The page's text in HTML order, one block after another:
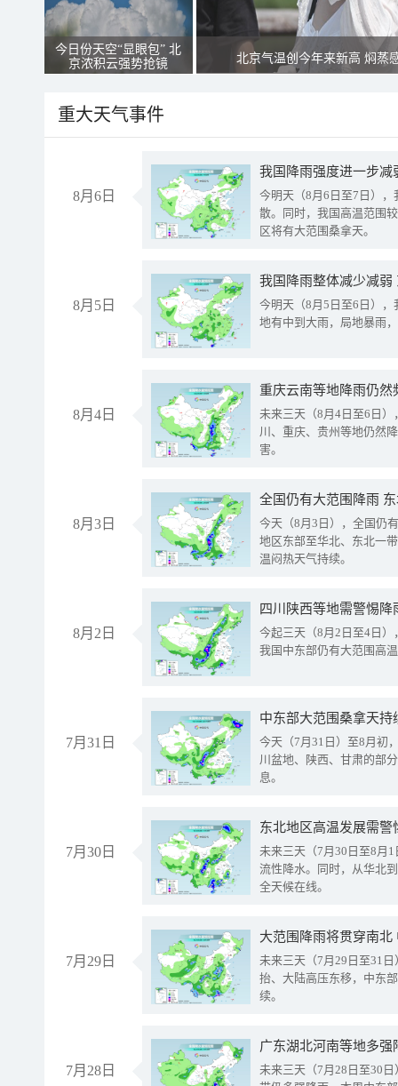
今日份天空“显眼包” 北
京浓积云强势抢镜
北京气温创今年来新高 焖蒸
重大天气事件
8月6日
今明天（8月6日至7日）
散。同时，我国高温范围
区将有大范围桑拿天。
8月5日
我国降雨整体减少减弱
今明天（8月5日至6日）
地有中到大雨，局地暴雨
8月4日
重庆云南等地降雨仍然
未来三天（8月4日至6日
川、重庆、贵州等地仍然
害。
8月3日
全国仍有大范围降雨
今天（8月3日），全国仍
地区东部至华北、东北一
温闷热天气持续。
8月2日
今起三天（8月2日至4日
我国中东部仍有大范围高
7月31日
中东部大范围桑拿天
今天（7月31日）至8月初
川盆地、陕西、甘肃的部
息。
7月30日
东北地区高温发展需
未来三天（7月30日至8月
流性降水。同时，从华北
全天候在线。
7月29日
大范围降雨将贯穿南
未来三天（7月29日至31
抬、大陆高压东移，中东
续。
7月28日
广东湖北河南等地多
未来三天（7月28日至30